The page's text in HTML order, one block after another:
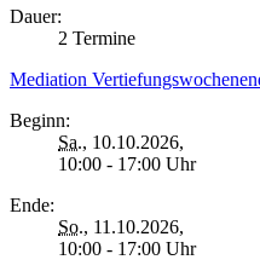
Dauer:
2 Termine
Mediation
Beginn:
Sa., 10.10.2026,
10:00 - 17:00 Uhr
Ende:
So., 11.10.2026,
10:00 - 17:00 Uhr